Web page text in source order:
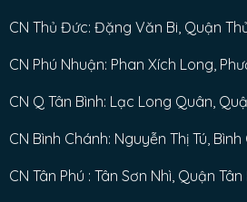
CN Thủ Đức: Đặng Văn Bi, Quận
CN Phú Nhuận: Phan Xích Long,
CN Q Tân Bình: Lạc Long Quân,
CN Bình Chánh: Nguyễn Thị Tú, Bình
CN Tân Phú : Tân Sơn Nhì, Quận Tân